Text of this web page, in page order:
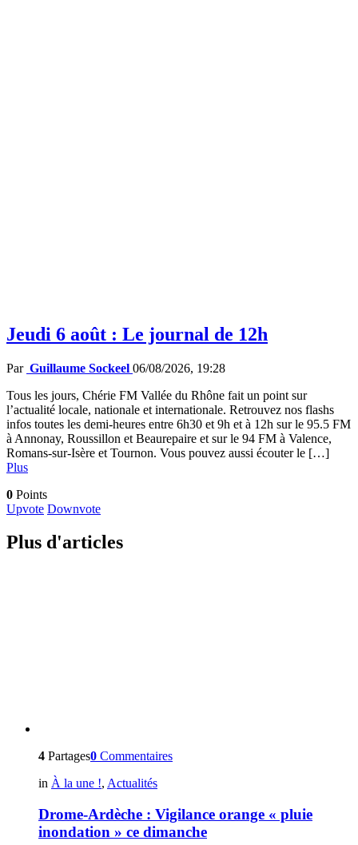
Jeudi 6 août : Le journal de 12h
Par Guillaume Sockeel 06/08/2026, 19:28
Tous les jours, Chérie FM Vallée du Rhône fait un point sur
l’actualité locale, nationale et internationale. Retrouvez nos flashs
infos toutes les demi-heures entre 6h30 et 9h et à 12h sur le 95.5 FM
à Annonay, Roussillon et Beaurepaire et sur le 94 FM à Valence,
Romans-sur-Isère et Tournon. Vous pouvez aussi écouter le […]
Plus
0 Points
Upvote Downvote
Plus d'articles
4 Partages0 Commentaires
in À la une !, Actualités
Drome-Ardèche : Vigilance orange « pluie
inondation » ce dimanche